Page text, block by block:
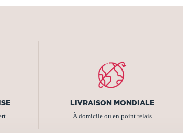
LIVRAISON MONDIALE
À domicile ou en point relais